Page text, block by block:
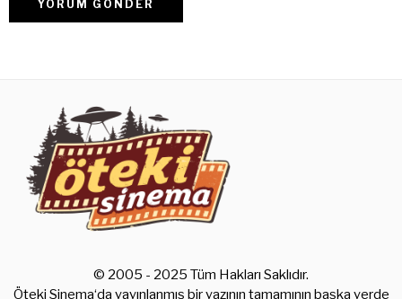
© 2005 - 2025 Tüm Hakları Saklıdır.
Öteki Sinema‘da yayınlanmış bir yazının tamamının başka yerde